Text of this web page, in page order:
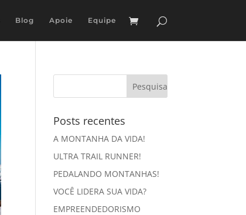
Blog Apoie Equipe
Posts recentes
A MONTANHA DA VIDA!
ULTRA TRAIL RUNNER!
PEDALANDO MONTANHAS!
VOCÊ LIDERA SUA VIDA?
EMPREENDEDORISMO